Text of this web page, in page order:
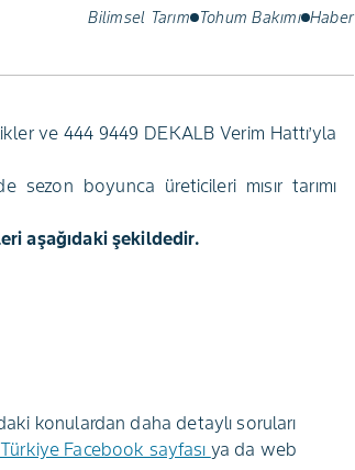
Bilimsel Tarım Tohum Bakımı Haber
ve 444 9449 DEKALB Verim Hattı’yla
sezon boyunca üreticileri mısır tarımı
aşağıdaki şekildedir.
konulardan daha detaylı soruları
Facebook sayfası ya da web